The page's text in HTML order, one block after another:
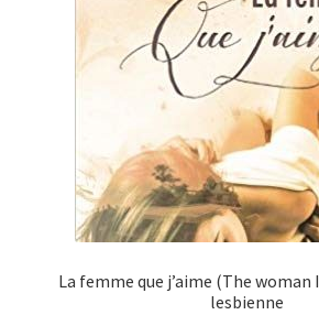
La femme que j’aime (The woman
lesbienne